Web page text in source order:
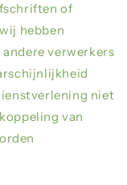
of
hebben
verwerkers
niet
van